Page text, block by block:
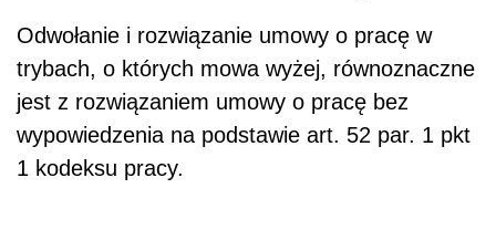
Odwołanie i rozwiązanie umowy o pracę w
trybach, o których mowa wyżej, równoznaczne
jest z rozwiązaniem umowy o pracę bez
wypowiedzenia na podstawie art. 52 par. 1 pkt
1 kodeksu pracy.